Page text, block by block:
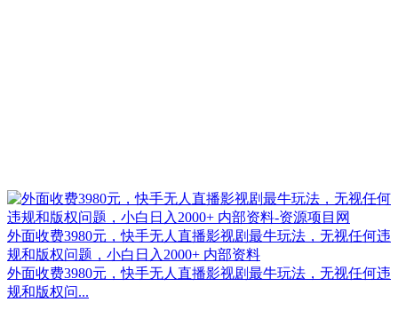
外面收费3980元，快手无人直播影视剧最牛玩法，无视任何违
规和版权问题，小白日入2000+ 内部资料
外面收费3980元，快手无人直播影视剧最牛玩法，无视任何违
规和版权问...